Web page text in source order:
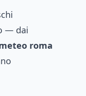
— dai
roma